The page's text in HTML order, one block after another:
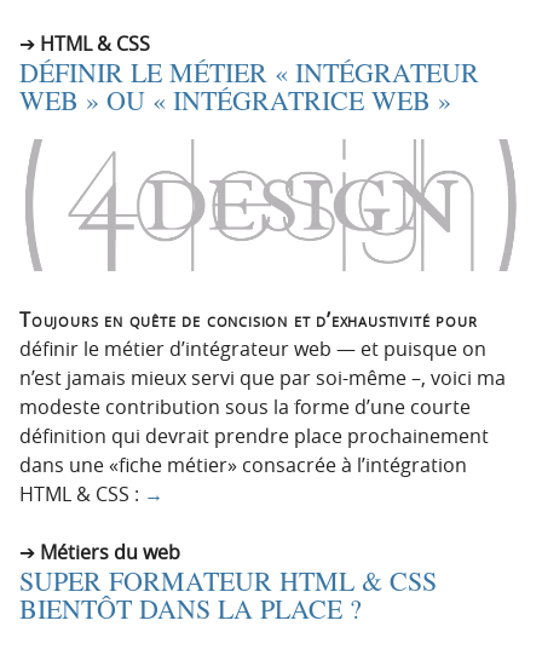
HTML & CSS
DÉFINIR LE MÉTIER « INTÉGRATEUR
WEB » OU « INTÉGRATRICE WEB »
Toujours en quête de concision et d’exhaustivité pour
définir le métier d’intégrateur web — et puisque on
n’est jamais mieux servi que par soi-même –, voici ma
modeste contribution sous la forme d’une courte
définition qui devrait prendre place prochainement
dans une «fiche métier» consacrée à l’intégration
HTML & CSS : →
Métiers du web
SUPER FORMATEUR HTML & CSS
BIENTÔT DANS LA PLACE ?